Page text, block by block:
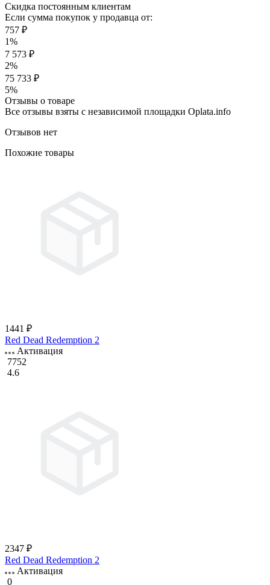
Скидка постоянным клиентам
Если сумма покупок у продавца от:
757 ₽
1%
7 573 ₽
2%
75 733 ₽
5%
Отзывы о товаре
Все отзывы взяты с независимой площадки Oplata.info
Отзывов нет
Похожие товары
1441 ₽
Red Dead Redemption 2
Активация
7752
4.6
2347 ₽
Red Dead Redemption 2
Активация
0